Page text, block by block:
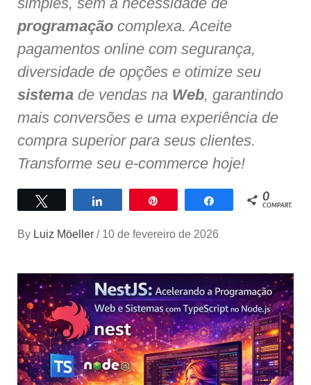
programação complexa. Aceite
pagamentos online com segurança,
diversidade de opções e otimize seu
sistema de vendas na Web, garantindo
mais conversões e uma experiência de
compra superior para seus clientes.
Transforme seu e-commerce hoje!
Compartilhar Compartilhar
0
COMPART.
By Luiz Möeller / 10 de fevereiro de 2026